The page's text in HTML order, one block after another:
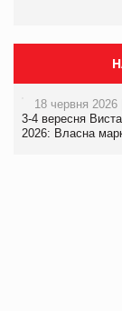
18 червня 2026 |
3-4 вересня
2026: Власна